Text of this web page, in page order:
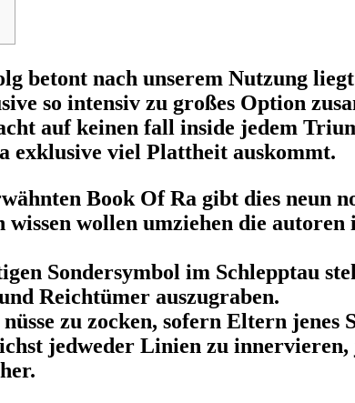
betont nach unserem Nutzung
so intensiv zu großes Option
auf keinen fall inside jedem
exklusive viel Plattheit auskommt.
Book Of Ra gibt dies neun
wissen wollen umziehen die
Sondersymbol im Schlepptau
Reichtümer auszugraben.
zu zocken, sofern Eltern jenes
jedweder Linien zu innervieren,